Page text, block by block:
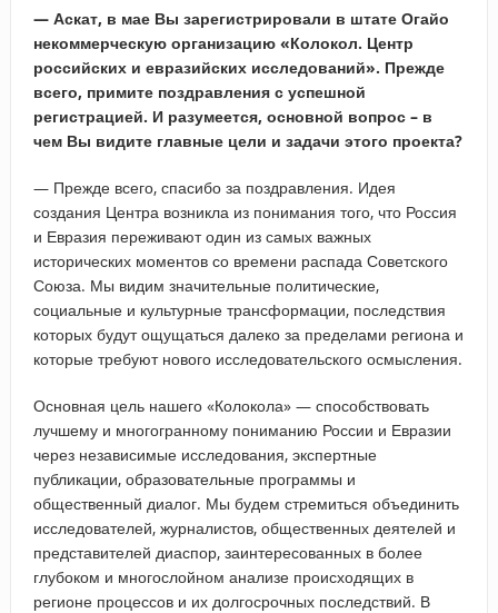
— Аскат, в мае Вы зарегистрировали в штате Огайо
некоммерческую организацию «Колокол. Центр
российских и евразийских исследований». Прежде
всего, примите поздравления с успешной
регистрацией. И разумеется, основной вопрос – в
чем Вы видите главные цели и задачи этого проекта?
— Прежде всего, спасибо за поздравления. Идея
создания Центра возникла из понимания того, что Россия
и Евразия переживают один из самых важных
исторических моментов со времени распада Советского
Союза. Мы видим значительные политические,
социальные и культурные трансформации, последствия
которых будут ощущаться далеко за пределами региона и
которые требуют нового исследовательского осмысления.
Основная цель нашего «Колокола» — способствовать
лучшему и многогранному пониманию России и Евразии
через независимые исследования, экспертные
публикации, образовательные программы и
общественный диалог. Мы будем стремиться объединить
исследователей, журналистов, общественных деятелей и
представителей диаспор, заинтересованных в более
глубоком и многослойном анализе происходящих в
регионе процессов и их долгосрочных последствий. В